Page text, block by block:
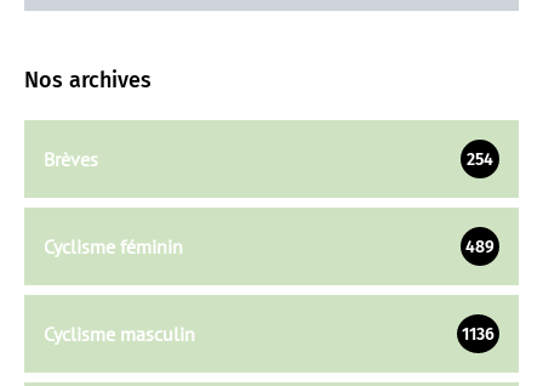
Nos archives
Brèves 254
Cyclisme féminin 489
Cyclisme masculin 1136